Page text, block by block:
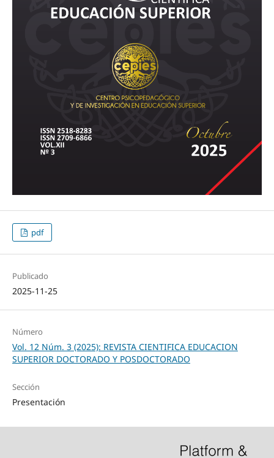
pdf
Publicado
2025-11-25
Número
Vol. 12 Núm. 3 (2025): REVISTA CIENTIFICA EDUCACION
SUPERIOR DOCTORADO Y POSDOCTORADO
Sección
Presentación